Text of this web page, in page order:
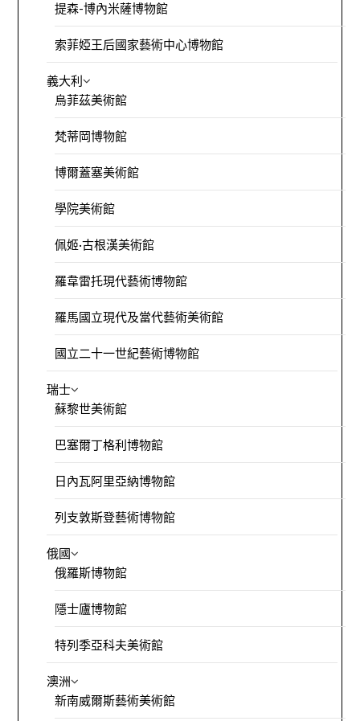
提森-博內米薩博物館
索菲婭王后國家藝術中心博物館
義大利
烏菲茲美術館
梵蒂岡博物館
博爾蓋塞美術館
學院美術館
佩姬·古根漢美術館
羅韋雷托現代藝術博物館
羅馬國立現代及當代藝術美術館
國立二十一世紀藝術博物館
瑞士
蘇黎世美術館
巴塞爾丁格利博物館
日內瓦阿里亞納博物館
列支敦斯登藝術博物館
俄國
俄羅斯博物館
隱士廬博物館
特列季亞科夫美術館
澳洲
新南威爾斯藝術美術館